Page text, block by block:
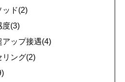
ッド(2)
度(3)
アップ接遇(4)
リング(2)